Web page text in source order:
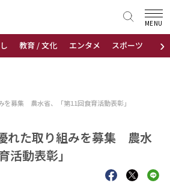
›
教育 / 文化 エンタメ スポーツ 地域
MENU
を募集 農水省、「第11回食育活動表彰」
れた取り組みを募集 農水
活動表彰」